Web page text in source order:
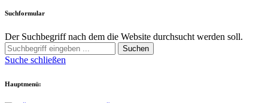
Suchformular
Der Suchbegriff nach dem die Website durchsucht werden soll.
Suchen
Suche schließen
Hauptmenü: